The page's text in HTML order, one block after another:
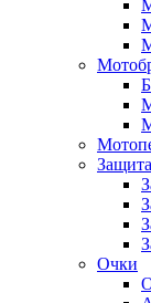
Защита
Очки